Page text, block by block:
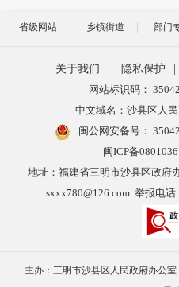
省级网站 乡镇街道 部门
关于我们 隐私保护
网站标识码：
中文域名：沙县区人
闽公网安备号：
闽ICP备
地址：福建省三明市沙县区政府
sxxx780@126.com 举报电话
主办：三明市沙县区人民政府办公